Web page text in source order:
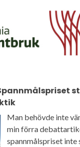
Man behövde inte
min förra
spannmålspriset